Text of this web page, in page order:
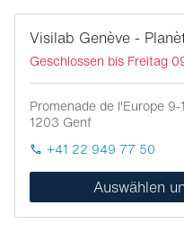
Visilab Genève -
Geschlossen bis Freitag
Promenade de l'Europe 9-
1203 Genf
+41 22 949 77 50
Auswählen